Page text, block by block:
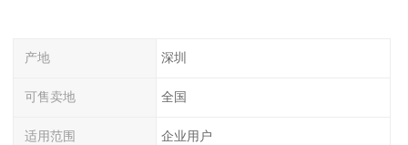
产地 深圳
可售卖地 全国
适用范围 企业用户